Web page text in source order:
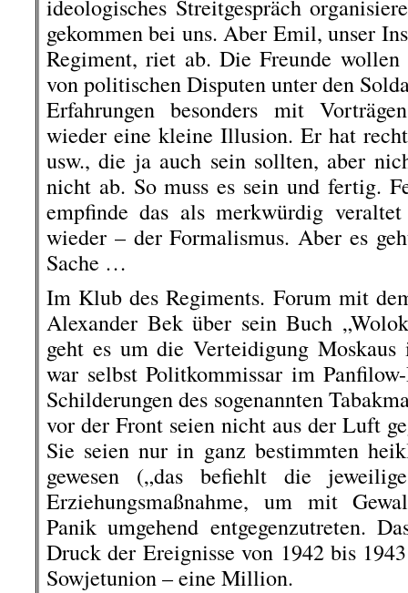
ideologisches Streitgespräch
gekommen bei uns. Aber Emil, unser
Regiment, riet ab. Die Freunde
von politischen Disputen unter den
Erfahrungen besonders mit
wieder eine kleine Illusion. Er hat
usw., die ja auch sein sollten, aber
nicht ab. So muss es sein und fertig.
empfinde das als merkwürdig
wieder – der Formalismus. Aber es
Sache …
Im Klub des Regiments. Forum mit
Alexander Bek über sein Buch
geht es um die Verteidigung
war selbst Politkommissar im
Schilderungen des sogenannten
vor der Front seien nicht aus der Luft
Sie seien nur in ganz bestimmten
gewesen („das befiehlt die
Erziehungsmaßnahme, um mit
Panik umgehend entgegenzutreten.
Druck der Ereignisse von 1942 bis
Sowjetunion – eine Million.